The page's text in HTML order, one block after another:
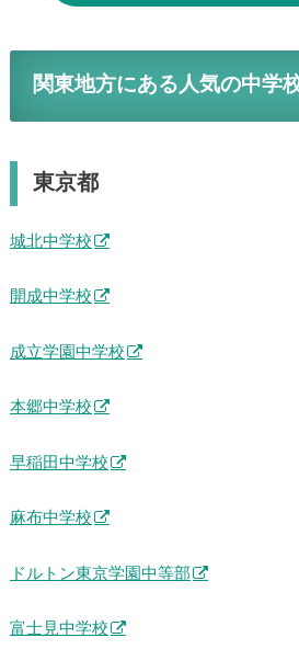
関東地方にある人気の中学
東京都
城北中学校
開成中学校
成立学園中学校
本郷中学校
早稲田中学校
麻布中学校
ドルトン東京学園中等部
富士見中学校